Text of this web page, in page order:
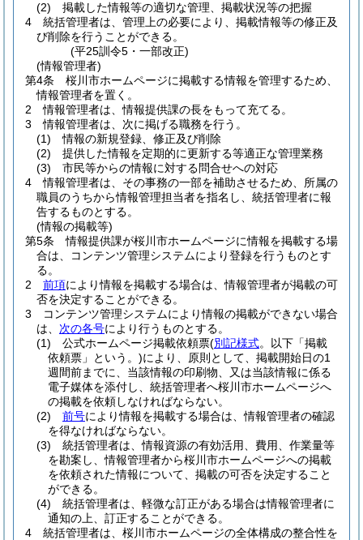
(2)
掲載した情報等の適切な管理、掲載状況等の把握
4
統括管理者は、管理上の必要により、掲載情報等の修正及
び削除を行うことができる。
(平25訓令5・一部改正)
(情報管理者)
第4条
桜川市ホームページに掲載する情報を管理するため、
情報管理者を置く。
2
情報管理者は、情報提供課の長をもって充てる。
3
情報管理者は、次に掲げる職務を行う。
(1)
情報の新規登録、修正及び削除
(2)
提供した情報を定期的に更新する等適正な管理業務
(3)
市民等からの情報に対する問合せへの対応
4
情報管理者は、その事務の一部を補助させるため、所属の
職員のうちから情報管理担当者を指名し、統括管理者に報
告するものとする。
(情報の掲載等)
第5条
情報提供課が桜川市ホームページに情報を掲載する場
合は、コンテンツ管理システムにより登録を行うものとす
る。
2
前項により情報を掲載する場合は、情報管理者が掲載の可
否を決定することができる。
3
コンテンツ管理システムにより情報の掲載ができない場合
は、 次の各号により行うものとする。
(1)
公式ホームページ掲載依頼票(別記様式。以下「掲載
依頼票」という。)により、原則として、掲載開始日の1
週間前までに、当該情報の印刷物、又は当該情報に係る
電子媒体を添付し、統括管理者へ桜川市ホームページへ
の掲載を依頼しなければならない。
(2)
前号により情報を掲載する場合は、情報管理者の確認
を得なければならない。
(3)
統括管理者は、情報資源の有効活用、費用、作業量等
を勘案し、情報管理者から桜川市ホームページへの掲載
を依頼された情報について、掲載の可否を決定すること
ができる。
(4)
統括管理者は、軽微な訂正がある場合は情報管理者に
通知の上、訂正することができる。
4
統括管理者は、桜川市ホームページの全体構成の整合性を